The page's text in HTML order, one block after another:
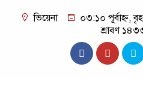
ভিয়েনা
০৩:১০ পূর্বাহ্ন,
শ্রাবণ